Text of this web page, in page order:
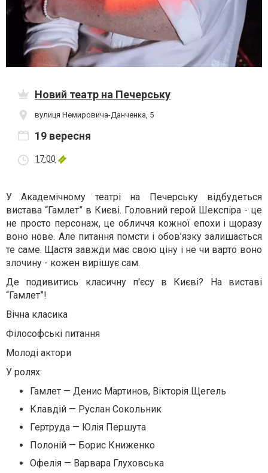
Новий театр на Печерську
вулиця Немировича-Данченка, 5
19 вересня
17:00
У Академічному театрі на Печерську відбудеться
вистава “Гамлет” в Києві. Головний герой Шекспіра - це
не просто персонаж, це обличчя кожної епохи і щоразу
воно нове. Але питання помсти і обов’язку залишається
те саме. Щастя завжди має свою ціну і не чи варто воно
злочину - кожен вирішує сам.
Де подивитись класичну п'єсу в Києві? На виставі
“Гамлет”!
Вічна класика
Філософські питання
Молоді актори
У ролях:
Гамлет — Денис Мартинов, Вікторія Щегель
Клавдій — Руслан Сокольник⠀
Гертруда — Юлія Першута⠀
Полоній — Борис Книженко⠀
Офелія — Варвара Глуховська